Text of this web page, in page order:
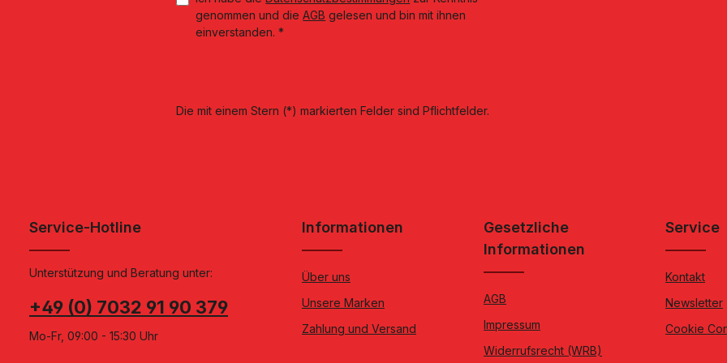
genommen und dieAGB gelesen und bin mit ihnen
einverstanden.*
Die mit einem Stern (*) markierten Felder sind Pflichtfelder.
Service-Hotline
Unterstützung und Beratung unter:
+49 (0) 7032 91 90 379
Mo-Fr, 09:00 - 15:30 Uhr
Informationen
Über uns
Unsere Marken
Zahlung und Versand
Gesetzliche
Informationen
AGB
Impressum
Widerrufsrecht (WRB)
Service
Kontakt
Newsletter
Cookie